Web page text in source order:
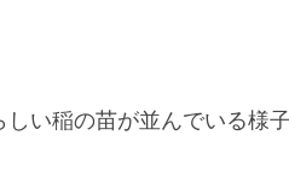
い稲の苗が並んでいる様